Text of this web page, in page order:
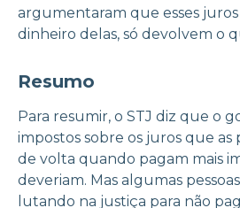
argumentaram que esses
dinheiro delas, só devolvem o
Resumo
Para resumir, o STJ diz que o
impostos sobre os juros que as
de volta quando pagam mais
deveriam. Mas algumas
lutando na justiça para não